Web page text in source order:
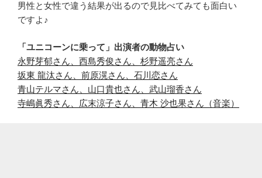
男性と女性で違う結果が出るので見比べてみても面白い
ですよ♪
「ユニコーンに乗って」出演者の動物占い
永野芽郁さん、西島秀俊さん、杉野遥亮さん
坂東 龍汰さん、前原滉さん、石川恋さん
青山テルマさん、山口貴也さん、武山瑠香さん
寺嶋眞秀さん、広末涼子さん、青木 沙也果さん（音楽）